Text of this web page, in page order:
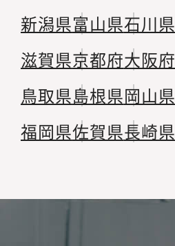
新潟県富山県石川県
滋賀県京都府大阪府
鳥取県島根県岡山県
福岡県佐賀県長崎県